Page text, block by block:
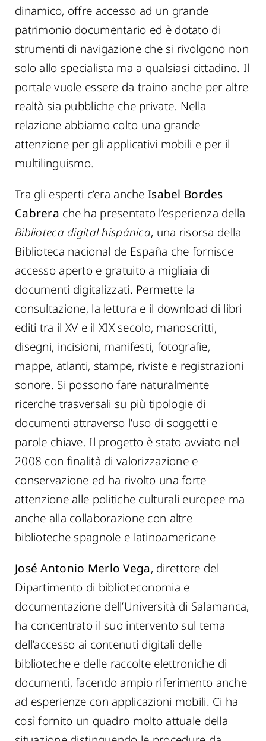
dinamico, offre accesso ad un grande
patrimonio documentario ed è dotato di
strumenti di navigazione che si rivolgono non
solo allo specialista ma a qualsiasi cittadino. Il
portale vuole essere da traino anche per altre
realtà sia pubbliche che private. Nella
relazione abbiamo colto una grande
attenzione per gli applicativi mobili e per il
multilinguismo.
Tra gli esperti c’era anche Isabel Bordes
Cabrera che ha presentato l’esperienza della
Biblioteca digital hispánica, una risorsa della
Biblioteca nacional de España che fornisce
accesso aperto e gratuito a migliaia di
documenti digitalizzati. Permette la
consultazione, la lettura e il download di libri
editi tra il XV e il XIX secolo, manoscritti,
disegni, incisioni, manifesti, fotografie,
mappe, atlanti, stampe, riviste e registrazioni
sonore. Si possono fare naturalmente
ricerche trasversali su più tipologie di
documenti attraverso l’uso di soggetti e
parole chiave. Il progetto è stato avviato nel
2008 con finalità di valorizzazione e
conservazione ed ha rivolto una forte
attenzione alle politiche culturali europee ma
anche alla collaborazione con altre
biblioteche spagnole e latinoamericane
José Antonio Merlo Vega, direttore del
Dipartimento di biblioteconomia e
documentazione dell’Università di Salamanca,
ha concentrato il suo intervento sul tema
dell’accesso ai contenuti digitali delle
biblioteche e delle raccolte elettroniche di
documenti, facendo ampio riferimento anche
ad esperienze con applicazioni mobili. Ci ha
così fornito un quadro molto attuale della